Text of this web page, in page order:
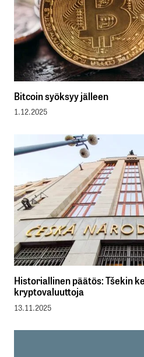
Bitcoin syöksyy jälleen
1.12.2025
Historiallinen päätös: Tšekin
kryptovaluuttoja
13.11.2025